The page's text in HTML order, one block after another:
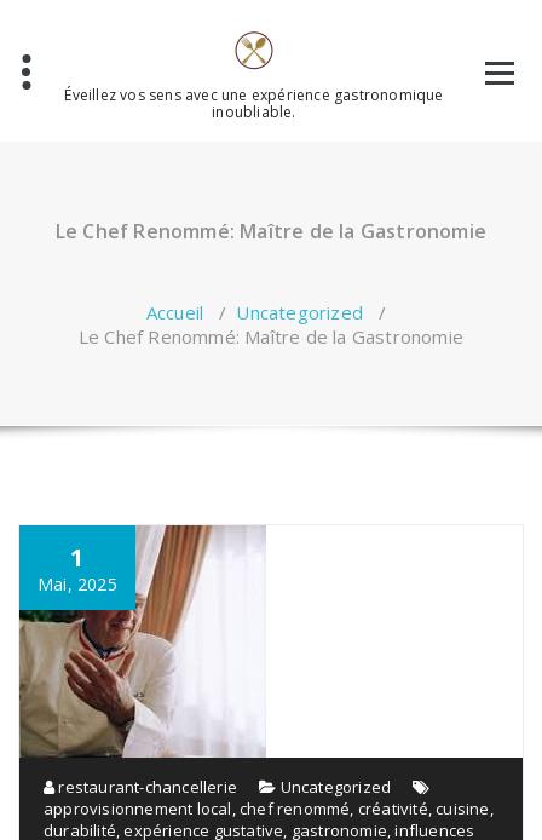
contenu
Éveillez vos sens avec une expérience gastronomique
inoubliable.
Le Chef Renommé: Maître de la Gastronomie
Accueil / Uncategorized /
Le Chef Renommé: Maître de la Gastronomie
1
Mai, 2025
restaurant-chancellerie
Uncategorized
approvisionnement local,chef renommé, créativité,cuisine,
durabilité,expérience gustative, gastronomie,influences